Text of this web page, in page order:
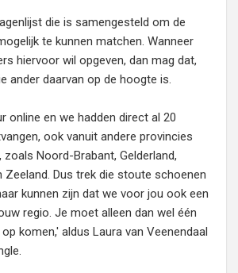
die is samengesteld om de
te kunnen matchen. Wanneer
hiervoor wil opgeven, dan mag dat,
ander daarvan op de hoogte is.
online en we hadden direct al 20
ook vanuit andere provincies
zoals Noord-Brabant, Gelderland,
Zeeland. Dus trek die stoute schoenen
kunnen zijn dat we voor jou ook een
regio. Je moet alleen dan wel één
komen,' aldus Laura van Veenendaal